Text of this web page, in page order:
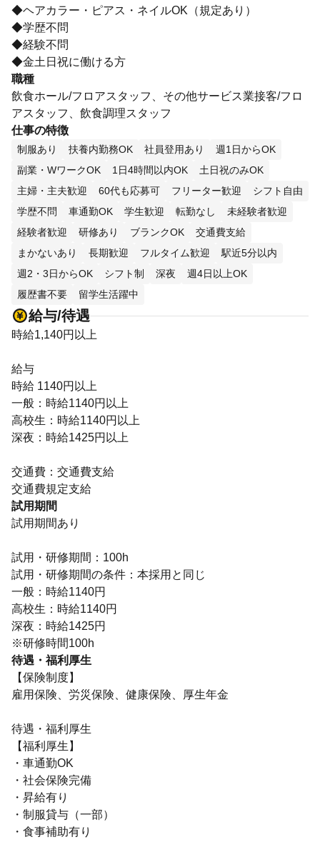
◆ヘアカラー・ピアス・ネイルOK（規定あり）
◆学歴不問
◆経験不問
◆金土日祝に働ける方
職種
飲食ホール/フロアスタッフ、その他サービス業接客/フロ
アスタッフ、飲食調理スタッフ
仕事の特徴
制服あり 扶養内勤務OK 社員登用あり
週1日からOK
副業・WワークOK
1日4時間以内OK
土日祝のみOK
主婦・主夫歓迎
60代も応募可 フリーター歓迎
シフト自由
学歴不問
車通勤OK 学生歓迎 転勤なし
未経験者歓迎
経験者歓迎
研修あり ブランクOK
交通費支給
まかないあり
長期歓迎 フルタイム歓迎
駅近5分以内
週2・3日からOK
シフト制 深夜
週4日以上OK
履歴書不要
留学生活躍中
給与/待遇
時給1,140円以上
給与
時給 1140円以上
一般：時給1140円以上
高校生：時給1140円以上
深夜：時給1425円以上
交通費：交通費支給
交通費規定支給
試用期間
試用期間あり
試用・研修期間：100h
試用・研修期間の条件：本採用と同じ
一般：時給1140円
高校生：時給1140円
深夜：時給1425円
待遇・福利厚生
【保険制度】
雇用保険、労災保険、健康保険、厚生年金
待遇・福利厚生
【福利厚生】
・車通勤OK
・社会保険完備
・昇給有り
・制服貸与（一部）
・食事補助有り